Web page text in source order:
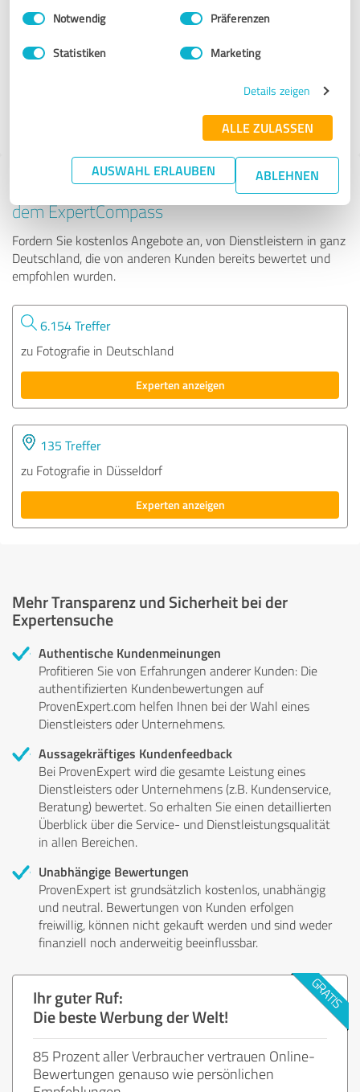
Impressum Datenschutzbestimmungen
Einwilligungsauswahl
Notwendig Präferenzen
Statistiken Marketing
Details zeigen
ALLE ZULASSEN
AUSWAHL ERLAUBEN ABLEHNEN
artidomo
Tipp: Die passenden Experten finden - mit
dem ExpertCompass
Fordern Sie kostenlos Angebote an, von Dienstleistern in ganz
Deutschland, die von anderen Kunden bereits bewertet und
empfohlen wurden.
6.154 Treffer
zu Fotografie in Deutschland
Experten anzeigen
135 Treffer
zu Fotografie in Düsseldorf
Experten anzeigen
Mehr Transparenz und Sicherheit bei der
Expertensuche
Authentische Kundenmeinungen
Profitieren Sie von Erfahrungen anderer Kunden: Die
authentifizierten Kundenbewertungen auf
ProvenExpert.com helfen Ihnen bei der Wahl eines
Dienstleisters oder Unternehmens.
Aussagekräftiges Kundenfeedback
Bei ProvenExpert wird die gesamte Leistung eines
Dienstleisters oder Unternehmens (z.B. Kundenservice,
Beratung) bewertet. So erhalten Sie einen detaillierten
Überblick über die Service- und Dienstleistungsqualität
in allen Bereichen.
Unabhängige Bewertungen
ProvenExpert ist grundsätzlich kostenlos, unabhängig
und neutral. Bewertungen von Kunden erfolgen
freiwillig, können nicht gekauft werden und sind weder
finanziell noch anderweitig beeinflussbar.
Ihr guter Ruf:
Die beste Werbung der Welt!
85 Prozent aller Verbraucher vertrauen Online-
Bewertungen genauso wie persönlichen